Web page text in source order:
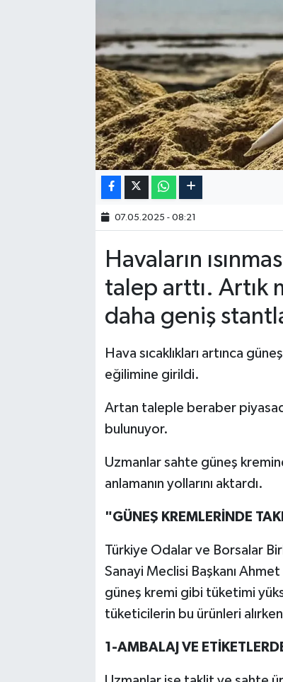
07.05.2025 - 08:21
Havaların
talep arttı. Artık
daha geniş
Hava sıcaklıkları artınca
eğilimine girildi.
Artan taleple beraber
bulunuyor.
Uzmanlar sahte güneş
anlamanın yollarını aktardı.
"GÜNEŞ KREMLERİNDE
Türkiye Odalar ve Borsalar
Sanayi Meclisi Başkanı
güneş kremi gibi tüketimi
tüketicilerin bu ürünleri alırken
1-AMBALAJ VE